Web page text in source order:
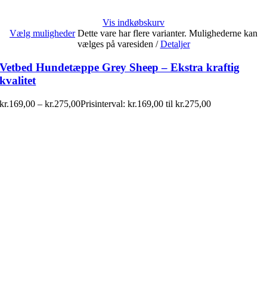
Vis indkøbskurv
Vælg muligheder Dette vare har flere varianter. Mulighederne kan
vælges på varesiden / Detaljer
Vetbed Hundetæppe Grey Sheep – Ekstra kraftig
kvalitet
kr.169,00 – kr.275,00Prisinterval: kr.169,00 til kr.275,00